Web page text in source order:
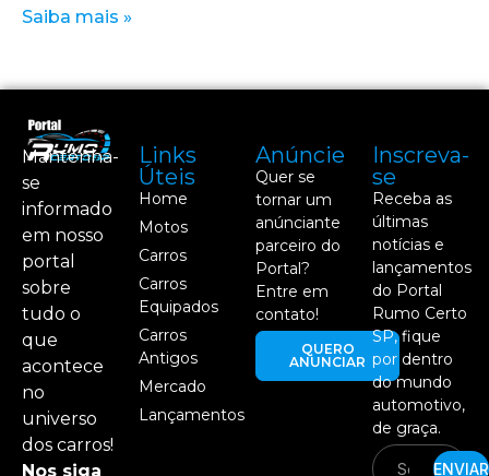
Saiba mais »
Mantenha-
se
informado
em nosso
portal
sobre
tudo o
que
acontece
no
universo
dos carros!
Nos siga
Links
Úteis
Home
Motos
Carros
Carros
Equipados
Carros
Antigos
Mercado
Lançamentos
Anúncie
Quer se
tornar um
anúnciante
parceiro do
Portal?
Entre em
contato!
QUERO
ANUNCIAR
Inscreva-
se
Receba as
últimas
notícias e
lançamentos
do Portal
Rumo Certo
SP, fique
por dentro
do mundo
automotivo,
de graça.
ENVIAR